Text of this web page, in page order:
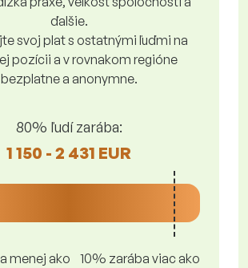
ďalšie.
svoj plat s ostatnými ľuďmi na
pozícii a v rovnakom regióne
bezplatne a anonymne.
80% ľudí zarába:
1 150 - 2 431 EUR
menej ako
10% zarába viac ako